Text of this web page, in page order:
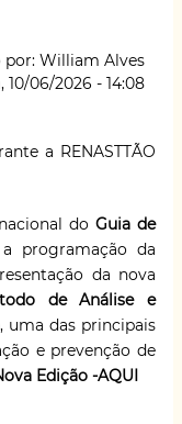
por: William Alves
10/06/2026 - 14:08
a RENASTTÃO
doGuia de
programação da
da nova
de Análise e
, uma das principais
e prevenção de
Edição -AQUI